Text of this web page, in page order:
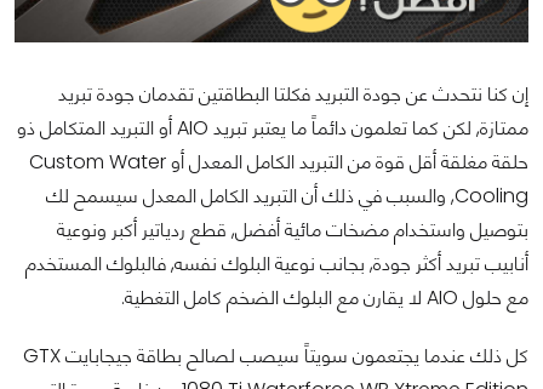
إن كنا نتحدث عن جودة التبريد فكلتا البطاقتين تقدمان جودة تبريد
ممتازة, لكن كما تعلمون دائماً ما يعتبر تبريد AIO أو التبريد المتكامل ذو
حلقة مغلقة أقل قوة من التبريد الكامل المعدل أو Custom Water
Cooling, والسبب في ذلك أن التبريد الكامل المعدل سيسمح لك
بتوصيل واستخدام مضخات مائية أفضل, قطع ردياتير أكبر ونوعية
أنابيب تبريد أكثر جودة, بجانب نوعية البلوك نفسه, فالبلوك المستخدم
مع حلول AIO لا يقارن مع البلوك الضخم كامل التغطية.
كل ذلك عندما يجتعمون سويتاً سيصب لصالح بطاقة جيجابايت GTX